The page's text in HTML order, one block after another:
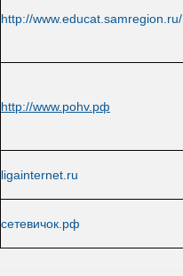
http://www.educat.samregion.ru/
http://www.pohv.рф
ligainternet.ru
сетевичок.рф